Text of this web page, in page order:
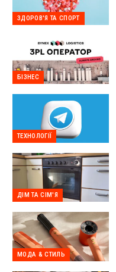
ЗДОРОВ'Я ТА СПОРТ
БІЗНЕС
ТЕХНОЛОГІЇ
ДІМ ТА СІМ'Я
МОДА & СТИЛЬ